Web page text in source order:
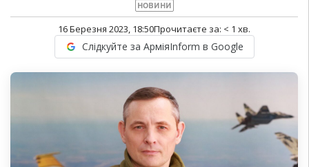
НОВИНИ
16 Березня 2023, 18:50Прочитаєте за: < 1 хв.
Слідкуйте за АрміяInform в Google